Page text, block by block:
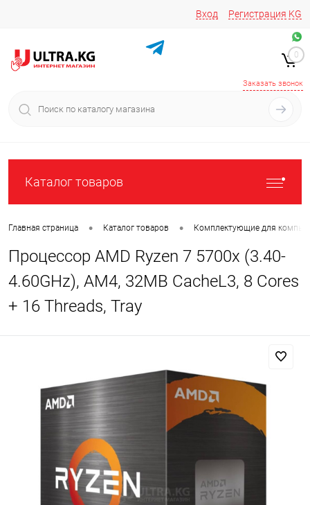
Вход Регистрация KG
+996 776161037
+996 772022908
Заказать звонок
0
Каталог товаров
Главная страница • Каталог товаров • Комплектующие для
Процессор AMD Ryzen 7 5700x (3.40-
4.60GHz), AM4, 32MB CacheL3, 8 Cores
+ 16 Threads, Tray